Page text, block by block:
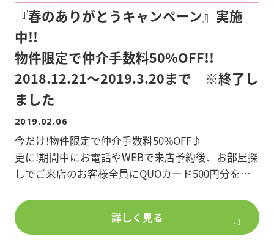
mgt.com/owner/cp/2019haru"
target="_blank"> https://www.chuobuilding-
mgt.com/owner/cp/2019haru
『春のありがとうキャンペーン』実施
中!!
物件限定で仲介手数料50%OFF!!
2018.12.21～2019.3.20まで ※終了し
ました
2019.02.06
今だけ!物件限定で仲介手数料50%OFF♪
更に!期間中にお電話やWEBで来店予約後、お部屋探
しでご来店のお客様全員にQUOカード500円分をプ
詳細は店舗スタッフまでお問い合わせください。
詳しく見る